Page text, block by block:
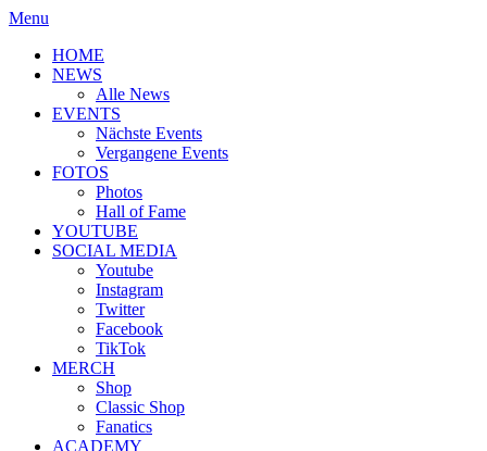
Menu
HOME
NEWS
Alle News
EVENTS
Nächste Events
Vergangene Events
FOTOS
Photos
Hall of Fame
YOUTUBE
SOCIAL MEDIA
Youtube
Instagram
Twitter
Facebook
TikTok
MERCH
Shop
Classic Shop
Fanatics
ACADEMY